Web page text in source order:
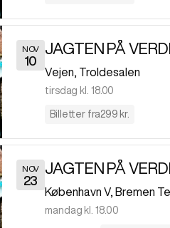
NOV
10
Vejen Troldesalen
tirsdag kl. 18.00
Billetter fra299 kr.
NOV
23
København V, Bremen
mandag kl. 18.00